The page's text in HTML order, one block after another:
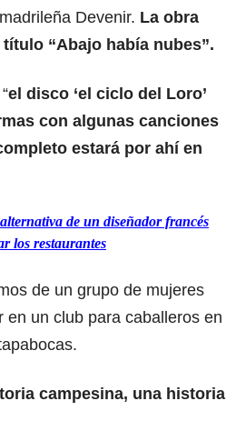
Devenir. La obra
“Abajo había nubes”.
el disco ‘el ciclo del Loro’
con algunas canciones
estará por ahí en
de un diseñador francés
los restaurantes
de un grupo de mujeres
en un club para caballeros en
campesina, una historia